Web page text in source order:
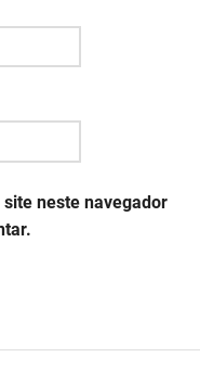
neste navegador